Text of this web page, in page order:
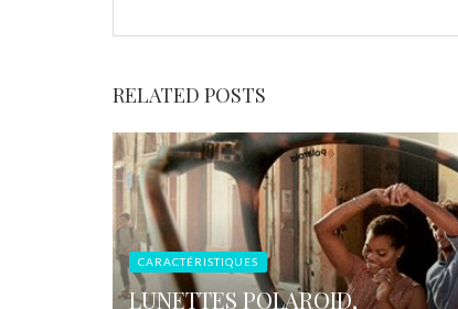
RELATED POSTS
CARACTÉRISTIQUES
LUNETTES POLAROID,